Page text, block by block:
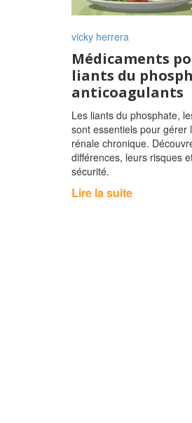
vicky herrera
Médicaments
liants du
anticoagulants
Les liants du phosphate,
sont essentiels pour gérer
rénale chronique.
différences, leurs risques
sécurité.
Lire la suite